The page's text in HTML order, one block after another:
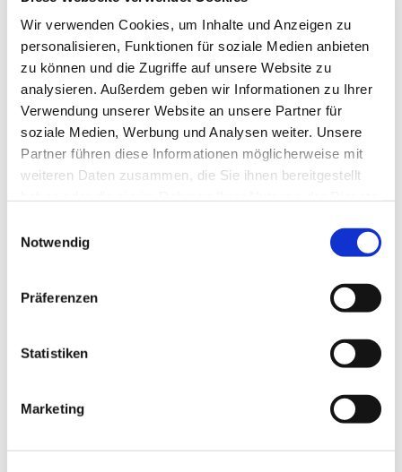
Wir verwenden Cookies, um Inhalte und Anzeigen zu
personalisieren, Funktionen für soziale Medien anbieten
zu können und die Zugriffe auf unsere Website zu
analysieren. Außerdem geben wir Informationen zu Ihrer
Verwendung unserer Website an unsere Partner für
soziale Medien, Werbung und Analysen weiter. Unsere
Partner führen diese Informationen möglicherweise mit
weiteren Daten zusammen, die Sie ihnen bereitgestellt
Notwendig
Präferenzen
Statistiken
Marketing
Wie kann ich mich vom Uriage Newsletter abmelden?
Wie werden meine personenbezogenen Daten
geschützt?
Mit wem teilen wir Ihre personenbezogenen Daten?
Welche personenbezogenen Daten sammeln wir?
personenbezogenen Daten und wie können Sie diese
Ist es möglich, meine Lieferadresse zu ändern, nachdem
Wohin kann ich meine Lieferung liefern lassen?
Was soll ich tun?